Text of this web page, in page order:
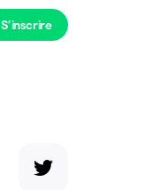
S’inscrire